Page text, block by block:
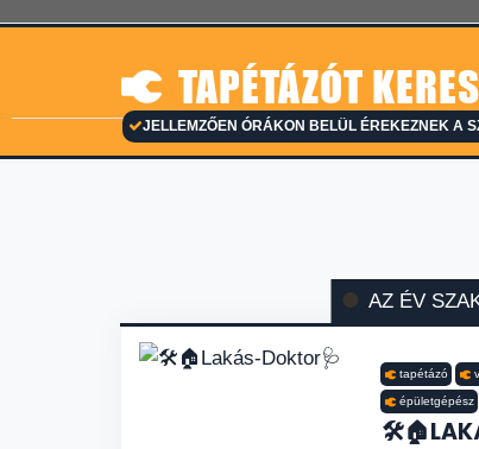
TAPÉTÁZÓT
JELLEMZŐEN ÓRÁKON BELÜL ÉREKEZNEK A
AZ ÉV
tapétázó
épületgépész